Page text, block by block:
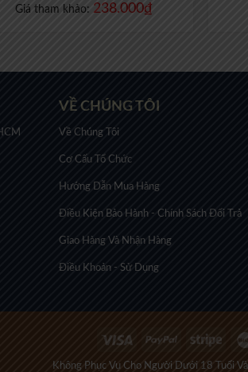
Giá tham khảo: 238.000₫
VỀ CHÚNG TÔI
Về Chúng Tôi
Cơ Cấu Tổ Chức
Hướng Dẫn Mua Hàng
Điều Kiện Bảo Hành - Chính Sách Đổi Trả
Giao Hàng Và Nhận Hàng
Điều Khoản - Sử Dụng
Không Phục Vụ Cho Người Dưới 18 Tuổi